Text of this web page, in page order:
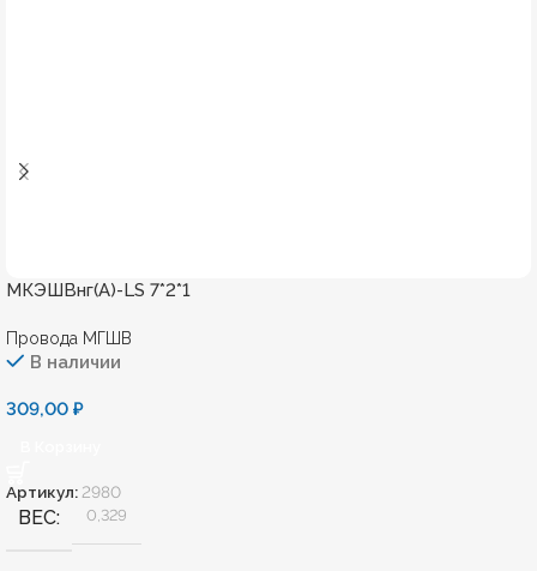
МКЭШВнг(А)-LS 7*2*1
Провода МГШВ
В наличии
309,00 ₽
Артикул: 2980
ВЕС 0,329